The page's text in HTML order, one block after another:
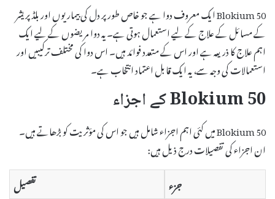
Blokium 50 ایک معروف دوا ہے جو خاص طور پر دل کی بیماریوں اور بلڈ پریشر
کے مسائل کے علاج کے لیے استعمال ہوتی ہے۔ یہ دوا مریضوں کے لیے ایک
اہم علاج کا ذریعہ ہے اور اس کے متعدد فوائد ہیں۔ اس دوا کی مختلف ترکیبیں اور
استعمالات کی وجہ سے، یہ ایک قابل اعتماد انتخاب ہے۔
Blokium 50 کے اجزاء
Blokium 50 میں کئی اہم اجزاء شامل ہیں جو اس کی مؤثریت کو بڑھاتے ہیں۔
ان اجزاء کی تفصیلات درج ذیل ہیں:
جزء
تفصیل